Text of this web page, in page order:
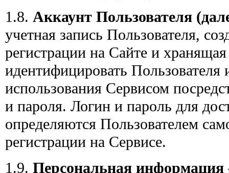
1.8. Аккаунт Пользователя
учетная запись Пользователя,
регистрации на Сайте и
идентифицировать Пользователя
использования Сервисом
и пароля. Логин и пароль для
определяются Пользователем
регистрации на Сервисе.
1.9. Персональная информация